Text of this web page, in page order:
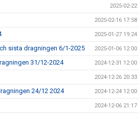
2025-02-22
2025-02-16 17:58
2025-01-27 19:24
sista dragningen 6/1-2025 2025-01-06 12:00
31/12-2024 2024-12-31 12:00
2024-12-26 20:33
24/12 2024 2024-12-24 12:00
2024-12-06 21:17